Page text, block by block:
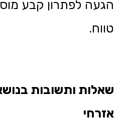
הגעה לפתרון קבע
טווח.
שאלות ותשובות
אזרחי